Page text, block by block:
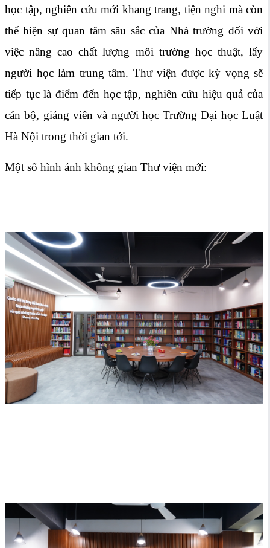
học tập, nghiên cứu mới khang trang, tiện nghi mà còn
thể hiện sự quan tâm sâu sắc của Nhà trường đối với
việc nâng cao chất lượng môi trường học thuật, lấy
người học làm trung tâm. Thư viện được kỳ vọng sẽ
tiếp tục là điểm đến học tập, nghiên cứu hiệu quả của
cán bộ, giảng viên và người học Trường Đại học Luật
Hà Nội trong thời gian tới.
Một số hình ảnh không gian Thư viện mới: